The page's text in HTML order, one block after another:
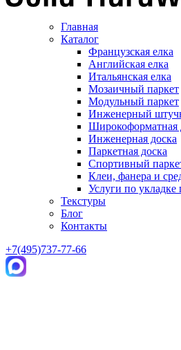
Главная
Каталог
Французская елка
Английская елка
Итальянская елка
Мозаичный паркет
Модульный паркет
Инженерный
Широкоформатная
Инженерная доска
Паркетная доска
Спортивный
Клеи, фанера и
Услуги по укладке
Текстуры
Блог
Контакты
+7(495)737-77-66